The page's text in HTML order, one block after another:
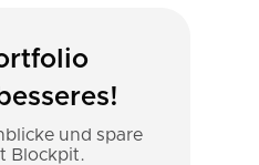
und spare
Blockpit.